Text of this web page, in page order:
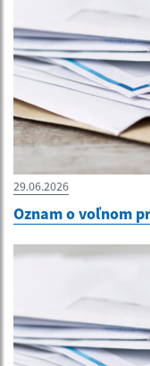
29.06.2026
Oznam o voľnom